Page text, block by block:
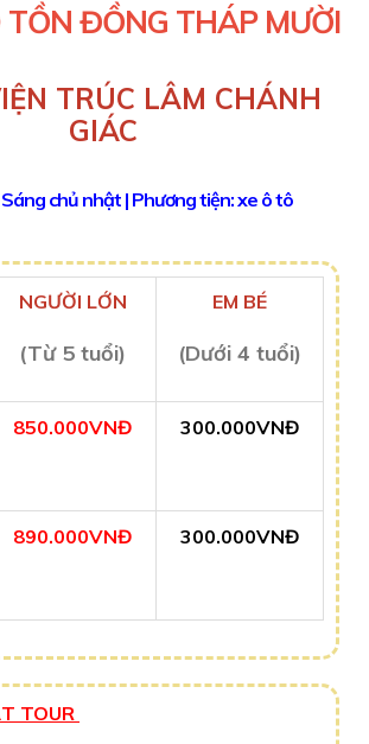
TỒN ĐỒNG THÁP MƯỜI
TRÚC LÂM CHÁNH
GIÁC
chủ nhật | Phương tiện: xe ô tô
NGƯỜI LỚN
(Từ 5 tuổi)
EM BÉ
(Dưới 4 tuổi)
850.000VNĐ 300.000VNĐ
890.000VNĐ 300.000VNĐ
TOUR